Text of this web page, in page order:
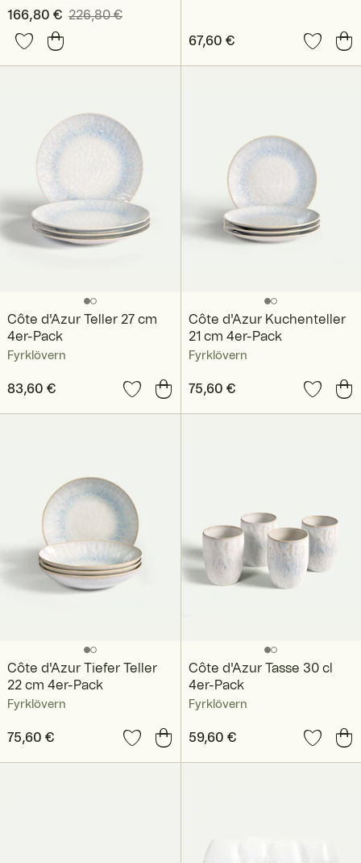
Aktueller Preis:
166,80 €
226,80 €
166,80 € 226,80 €
Preis:67,60 €
67,60 €
Côte d'Azur Teller 27 cm
4er-Pack
Fyrklövern
Preis: 83,60 €
83,60 €
Côte d'Azur Kuchenteller
21 cm 4er-Pack
Fyrklövern
Preis:75,60 €
75,60 €
Côte d'Azur Tiefer Teller
22 cm 4er-Pack
Fyrklövern
Preis:75,60 €
75,60 €
Côte d'Azur Tasse 30 cl
4er-Pack
Fyrklövern
Preis: 59,60 €
59,60 €